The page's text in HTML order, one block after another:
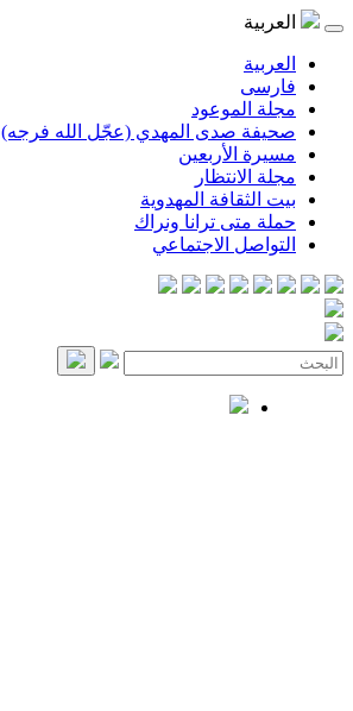
العربية
العربية
فارسی
مجلة الموعود
صحيفة صدى المهدي (عجّل الله فرجه)
مسيرة الأربعين
مجلة الانتظار
بيت الثقافة المهدوية
حملة متى ترانا ونراك
التواصل الاجتماعي